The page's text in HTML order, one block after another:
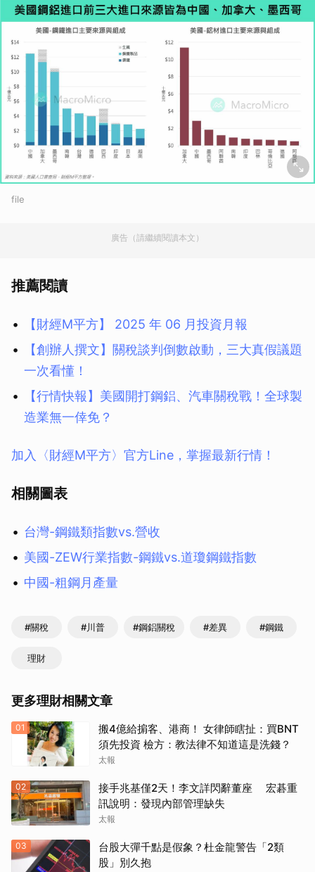
file
廣告（請繼續閱讀本文）
推薦閱讀
【財經M平方】 2025 年 06 月投資月報
【創辦人撰文】關稅談判倒數啟動，三大真假議題
一次看懂！
【行情快報】美國開打鋼鋁、汽車關稅戰！全球製
造業無一倖免？
加入〈財經M平方〉官方Line，掌握最新行情！
相關圖表
台灣-鋼鐵類指數vs.營收
美國-ZEW行業指數-鋼鐵vs.道瓊鋼鐵指數
中國-粗鋼月產量
#關稅 #川普 #鋼鋁關稅 #差異 #鋼鐵
理財
更多理財相關文章
01
搬4億給掮客、港商！ 女律師瞎扯：買BNT
須先投資 檢方：教法律不知道這是洗錢？
太報
02
接手兆基僅2天！李文詳閃辭董座 宏碁重
訊說明：發現內部管理缺失
太報
03
台股大彈千點是假象？杜金龍警告「2類
股」別久抱